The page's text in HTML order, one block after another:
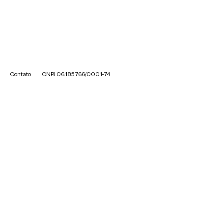
Contato CNPJ 06.185.766/0001-74